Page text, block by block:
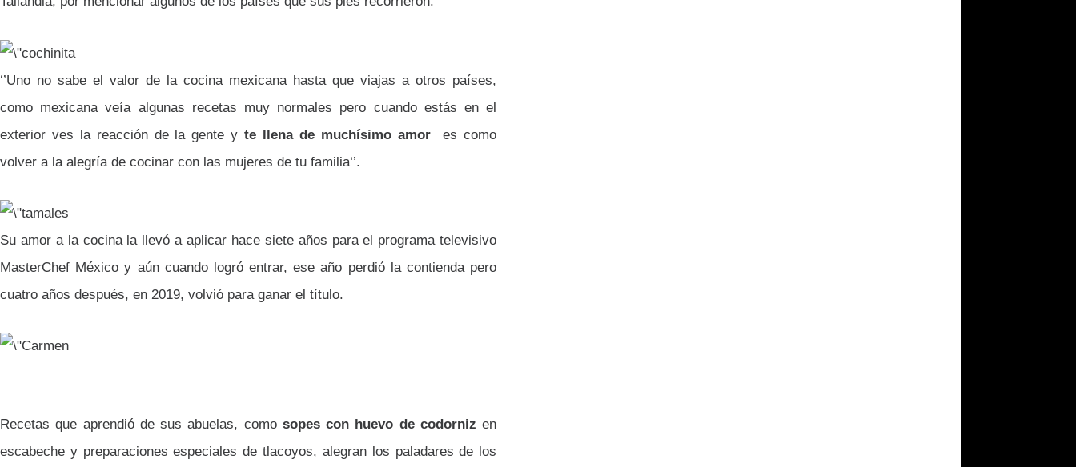
‘’Uno no sabe el valor de la cocina mexicana hasta que viajas a otros países,
como mexicana veía algunas recetas muy normales pero cuando estás en el
exterior ves la reacción de la gente y te llena de muchísimo amores como
volver a la alegría de cocinar con las mujeres de tu familia‘’.
Su amor a la cocina la llevó a aplicar hace siete años para el programa televisivo
MasterChef México y aún cuando logró entrar, ese año perdió la contienda pero
cuatro años después, en 2019, volvió para ganar el título.
Recetas que aprendió de sus abuelas, como sopes con huevo de codorniz en
escabeche y preparaciones especiales de tlacoyos, alegran los paladares de los